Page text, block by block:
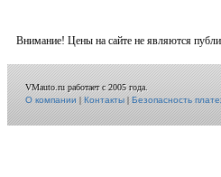
Внимание! Цены на сайте не являются
VMauto.ru работает с 2005 года.
О компании|Контакты|Безопасность